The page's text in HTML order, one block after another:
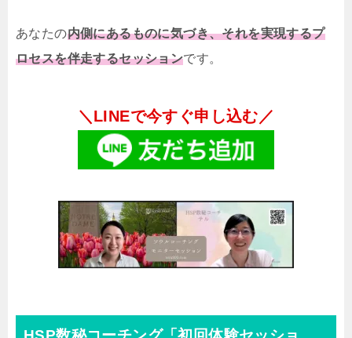
あなたの内側にあるものに気づき、それを実現するプ
ロセスを伴走するセッションです。
＼LINEで今すぐ申し込む／